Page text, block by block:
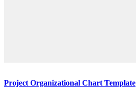
Project Organizational Chart Template